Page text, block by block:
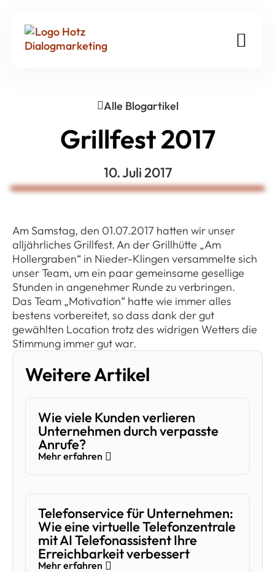
Alle Blogartikel
Grillfest 2017
10. Juli 2017
Am Samstag, den 01.07.2017 hatten wir unser
alljährliches Grillfest. An der Grillhütte „Am
Hollergraben“ in Nieder-Klingen versammelte sich
unser Team, um ein paar gemeinsame gesellige
Stunden in angenehmer Runde zu verbringen.
Das Team „Motivation“ hatte wie immer alles
bestens vorbereitet, so dass dank der gut
gewählten Location trotz des widrigen Wetters die
Stimmung immer gut war.
Weitere Artikel
Wie viele Kunden verlieren
Unternehmen durch verpasste
Anrufe?
Mehr erfahren
Telefonservice für Unternehmen:
Wie eine virtuelle Telefonzentrale
mit AI Telefonassistent Ihre
Erreichbarkeit verbessert
Mehr erfahren